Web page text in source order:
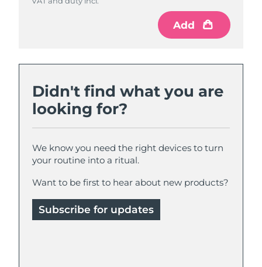
Add
Add
Didn't find what you are
looking for?
We know you need the right devices to turn
your routine into a ritual.
Want to be first to hear about new products?
Subscribe for updates